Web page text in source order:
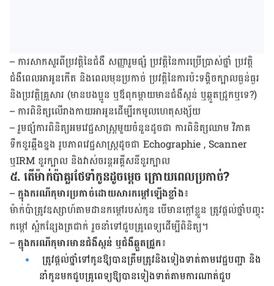
– ការសាកសួរពីប្រវត្តិនៃជំងឺ​ សញ្ញារួមផ្សំ ប្រវត្តិនៃការប្រើប្រាស់ថ្នាំ ប្រវត្តិ
ជំងឺពេលអាអូនកើត និង​ពេលមុនប្រកាច់ ប្រវត្តិនៃការប៉ះទង្គិចក្បាលធ្ងន់ធ្ងរ​
និង​ប្រវត្តិគ្រួសារ (មានបងប្អូន ឬ​ឪពុក​ម្តាយមានជំងឺស្កន់ ឬឆ្កួតជ្រូកឬទេ?)
– ការពិនិត្សលើរាងកាយអាអូនដើម្បីរកមូលហេតុសង្ស័យ
– រួមផ្សំការពិនិត្យអមវេជ្ជសាស្រ្តមួយចំនួនដូចជា ការពិនិត្សឈាម វិភាគ
ទឹកខួរឆ្អឹងខ្នង រូបភាព​វេជ្ជសាស្រ្ត​ដូចជា​ Echographie , Scanner
ឬIRM ខួរក្បាល និងវាស់ចរន្តអគ្គីស​នី​ខួរក្បាល ​
៥. តើម៉ាក់ប៉ាគួរថែទាំកូនដូចម្តេច ក្រោយពេលប្រកាច់?
– ក្នុងករណីកុមារប្រកាច់ដោយសារកម្តៅឡើងខ្លាំង៖
ម៉ាក់ប៉ាត្រូវឧស្សាហ៍តាមដានកម្តៅរបស់កូន បើ​មាន​ក្តៅខ្លួន ត្រូវផ្តល់ថ្នាំបញ្ចុះ
កម្តៅ ស្អំកន្សែង​ត្រជាក់ រួចនាំទៅជួបគ្រូពេទ្យដើម្បីពិនិត្យ។
– ក្នុងករណីកុមារមានជំងឺស្កន់ ឬជំងឺឆ្កួតជ្រូក៖
ត្រូវផ្តល់ថ្នាំទៅកូនឱ្យបាន​ត្រឹមត្រូវ​និងទៀងទាត់តាមវេជ្ជបញ្ជា និង
នាំកូនមកជួបគ្រូពេទ្យឱ្យបាន​ទៀងទាត់​តាមការណាត់ជួប